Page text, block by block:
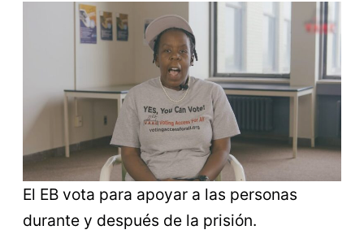
El EB vota para apoyar a las personas
durante y después de la prisión.